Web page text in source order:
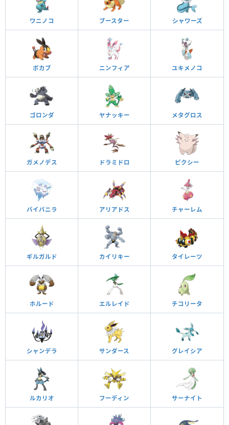
ワニノコ ブースター シャワーズ
ポカブ ニンフィア ユキメノコ
ゴロンダ ヤナッキー メタグロス
ガメノデス ドラミドロ ピクシー
バイバニラ アリアドス チャーレム
ギルガルド カイリキー タイレーツ
ホルード エルレイド チコリータ
シャンデラ サンダース グレイシア
ルカリオ フーディン サーナイト